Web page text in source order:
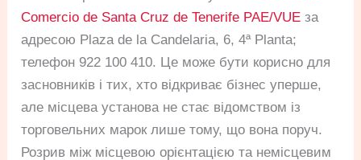
Comercio de Santa Cruz de Tenerife PAE/VUE за
адресою Plaza de la Candelaria, 6, 4ª Planta;
телефон 922 100 410. Це може бути корисно для
засновників і тих, хто відкриває бізнес уперше,
але місцева установа не стає відомством із
торговельних марок лише тому, що вона поруч.
Розрив між місцевою орієнтацією та немісцевим